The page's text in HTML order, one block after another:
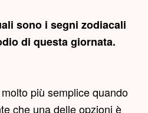
sono i segni zodiacali
di questa giornata.
più semplice quando
che una delle opzioni è